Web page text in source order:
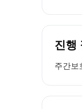
진행
주간보